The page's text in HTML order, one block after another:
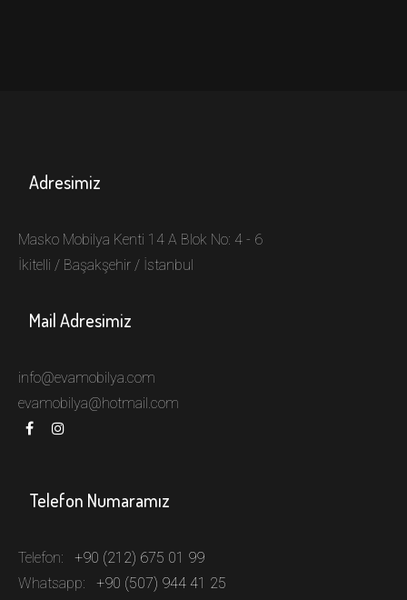
Adresimiz
Masko Mobilya Kenti 14 A Blok No: 4 - 6
İkitelli / Başakşehir / İstanbul
Mail Adresimiz
info@evamobilya.com
evamobilya@hotmail.com
Telefon Numaramız
Telefon:
+90 (212) 675 01 99
Whatsapp:
+90 (507) 944 41 25